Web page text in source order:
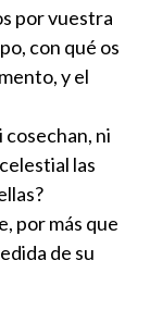
por vuestra
con qué os
y el
cosechan, ni
las
por más que
de su